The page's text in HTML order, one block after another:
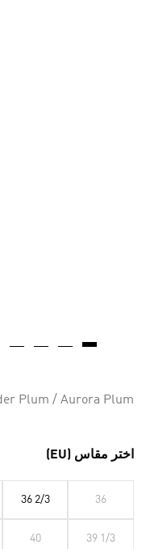
Plum / Aurora Plum
اختر مقاس (EU)
36
36 2/3
39 1/3
40